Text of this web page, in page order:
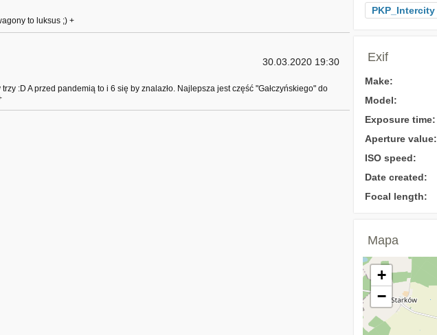
to luksus ;) +
30.03.2020 19:30
:D A przed pandemią to i 6 się by znalazło. Najlepsza jest część "Gałczyńskiego" do
PKP_Intercity
Exif
Make:
Model:
Exposure time:
Aperture value:
ISO speed:
Date created:
Focal length:
Mapa
+
−